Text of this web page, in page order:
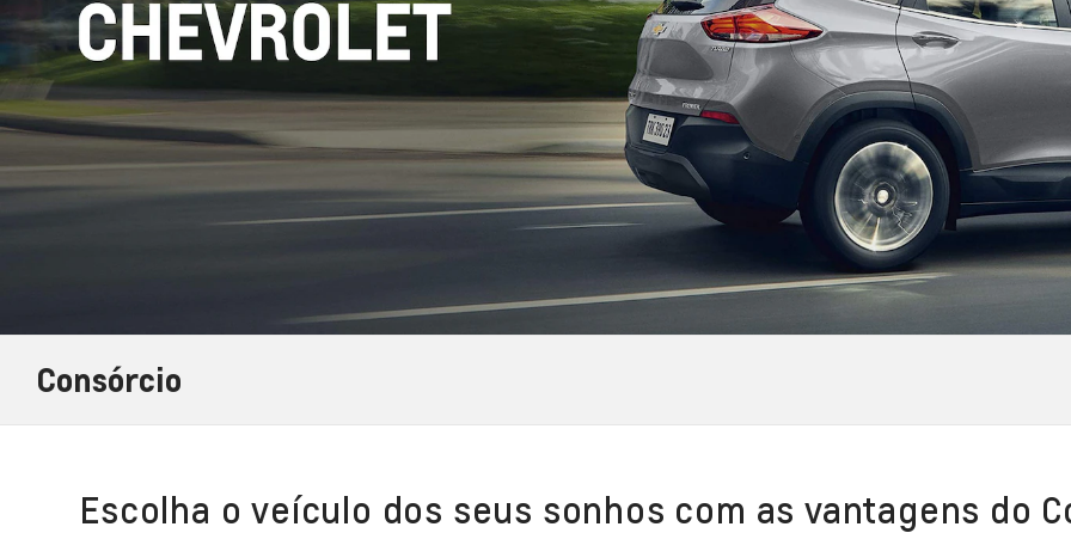
Consórcio
Escolha o veículo dos seus sonhos com as vantagens do